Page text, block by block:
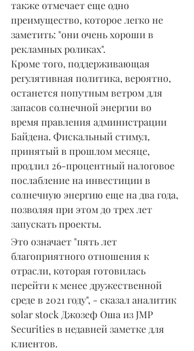
также отмечает еще одно
преимущество, которое легко не
заметить: "они очень хороши в
рекламных роликах".
Кроме того, поддерживающая
регулятивная политика, вероятно,
останется попутным ветром для
запасов солнечной энергии во
время правления администрации
Байдена. Фискальный стимул,
принятый в прошлом месяце,
продлил 26-процентный налоговое
послабление на инвестиции в
солнечную энергию еще на два года,
позволяя при этом до трех лет
запускать проекты.
Это означает "пять лет
благоприятного отношения к
отрасли, которая готовилась
перейти к менее дружественной
среде в 2021 году", - сказал аналитик
solar stock Джозеф Оша из JMP
Securities в недавней заметке для
клиентов.